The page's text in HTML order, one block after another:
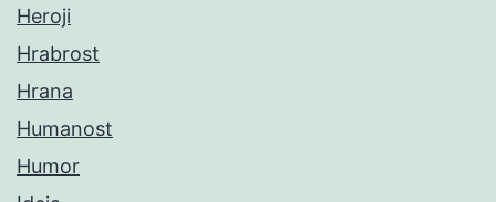
Heroji
Hrabrost
Hrana
Humanost
Humor